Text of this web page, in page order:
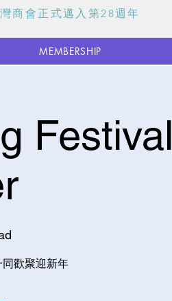
會正式邁入第28週年
MEMBERSHIP
Festival
歡聚迎新年